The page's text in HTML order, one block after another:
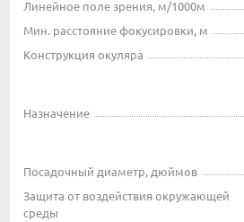
Линейное поле зрения, м/1000м
Мин. расстояние фокусировки, м
Конструкция окуляра
Назначение
Посадочный диаметр, дюймов
Защита от воздействия окружающей
среды